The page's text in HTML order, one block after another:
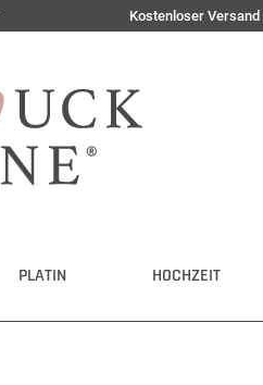
Kostenloser Versand
PLATIN HOCHZEIT